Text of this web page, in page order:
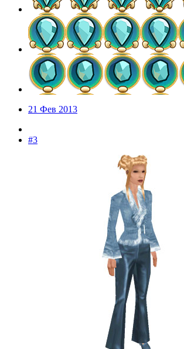
21 Фев 2013
#3